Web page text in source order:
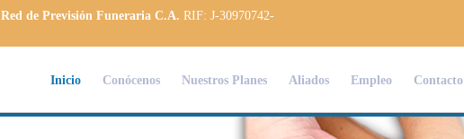
Red de Previsión Funeraria C.A. RIF: J-30970742-
Inicio Conócenos Nuestros Planes Aliados Empleo Contacto